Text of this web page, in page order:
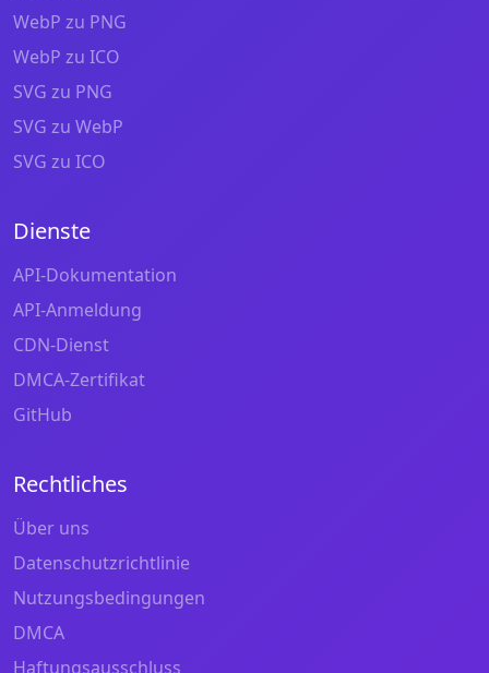
WebP zu PNG
WebP zu ICO
SVG zu PNG
SVG zu WebP
SVG zu ICO
Dienste
API-Dokumentation
API-Anmeldung
CDN-Dienst
DMCA-Zertifikat
GitHub
Rechtliches
Über uns
Datenschutzrichtlinie
Nutzungsbedingungen
DMCA
Haftungsausschluss